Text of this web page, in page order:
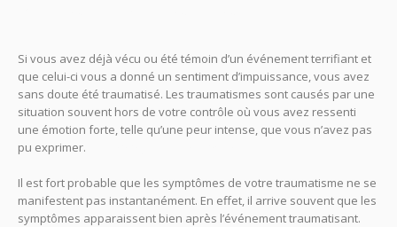
Si vous avez déjà vécu ou été témoin d’un événement terrifiant et
que celui-ci vous a donné un sentiment d’impuissance, vous avez
sans doute été traumatisé. Les traumatismes sont causés par une
situation souvent hors de votre contrôle où vous avez ressenti
une émotion forte, telle qu’une peur intense, que vous n’avez pas
pu exprimer.
Il est fort probable que les symptômes de votre traumatisme ne se
manifestent pas instantanément. En effet, il arrive souvent que les
symptômes apparaissent bien après l’événement traumatisant.